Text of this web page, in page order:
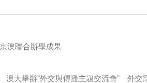
澳聯合辦學成果
澳大舉辦“外交與傳播主題交流會” 外交